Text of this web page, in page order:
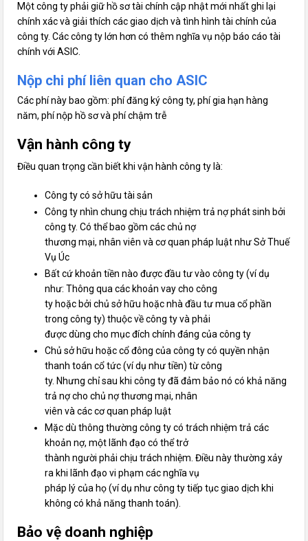
Một công ty phải giữ hồ sơ tài chính cập nhật mới nhất ghi lại
chính xác và giải thích các giao dịch và tình hình tài chính của
công ty. Các công ty lớn hơn có thêm nghĩa vụ nộp báo cáo tài
chính với ASIC.
Nộp chi phí liên quan cho ASIC
Các phí này bao gồm: phí đăng ký công ty, phí gia hạn hàng
năm, phí nộp hồ sơ và phí chậm trễ
Vận hành công ty
Điều quan trọng cần biết khi vận hành công ty là:
Công ty có sở hữu tài sản
Công ty nhìn chung chịu trách nhiệm trả nợ phát sinh bởi
công ty. Có thể bao gồm các chủ nợ
thương mại, nhân viên và cơ quan pháp luật như Sở Thuế
Vụ Úc
Bất cứ khoản tiền nào được đầu tư vào công ty (ví dụ
như: Thông qua các khoản vay cho công
ty hoặc bởi chủ sở hữu hoặc nhà đầu tư mua cổ phần
trong công ty) thuộc về công ty và phải
được dùng cho mục đích chính đáng của công ty
Chủ sở hữu hoặc cổ đông của công ty có quyền nhận
thanh toán cổ tức (ví dụ như tiền) từ công
ty. Nhưng chỉ sau khi công ty đã đảm bảo nó có khả năng
trả nợ cho chủ nợ thương mại, nhân
viên và các cơ quan pháp luật
Mặc dù thông thường công ty có trách nhiệm trả các
khoản nợ, một lãnh đạo có thể trở
thành người phải chịu trách nhiệm. Điều này thường xảy
ra khi lãnh đạo vi phạm các nghĩa vụ
pháp lý của họ (ví dụ như công ty tiếp tục giao dịch khi
không có khả năng thanh toán).
Bảo vệ doanh nghiệp